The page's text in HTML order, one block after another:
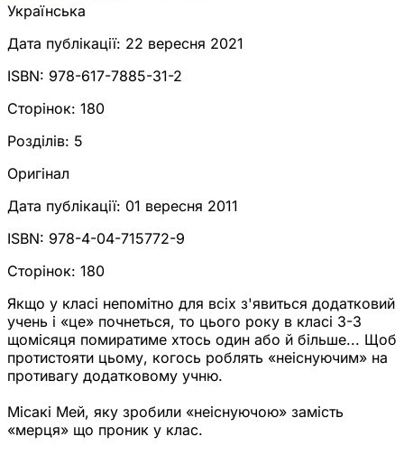
Українська
Дата публікації: 22 вересня 2021
ISBN: 978-617-7885-31-2
Сторінок: 180
Розділів: 5
Оригінал
Дата публікації: 01 вересня 2011
ISBN: 978-4-04-715772-9
Сторінок: 180
Якщо у класі непомітно для всіх з'явиться додатковий
учень і «це» почнеться, то цього року в класі 3-3
щомісяця помиратиме хтось один або й більше... Щоб
протистояти цьому, когось роблять «неіснуючим» на
противагу додатковому учню.
Місакі Мей, яку зробили «неіснуючою» замість
«мерця» що проник у клас.